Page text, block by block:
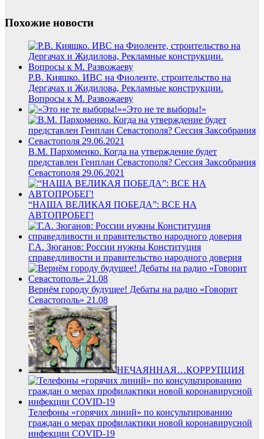
Похожие новости
Р.В. Кияшко. ИВС на Фиоленте, строительство на
Дергачах и Жидилова, Рекламные конструкции.
Вопросы к М. Развожаеву
«Это не те выборы!»
В.М. Пархоменко. Когда на утверждение будет
представлен Генплан Севастополя? Сессия Заксобрания
Севастополя 29.06.2021
“НАША ВЕЛИКАЯ ПОБЕДА”: ВСЕ НА
АВТОПРОБЕГ!
Г.А. Зюганов: России нужны Конституция
справедливости и правительство народного доверия
Вернём городу будущее! Дебаты на радио «Говорит
Севастополь» 21.08
НЕЧАЯННАЯ…КОРРУПЦИЯ
Телефоны «горячих линий» по консультированию
граждан о мерах профилактики новой коронавирусной
инфекции COVID-19